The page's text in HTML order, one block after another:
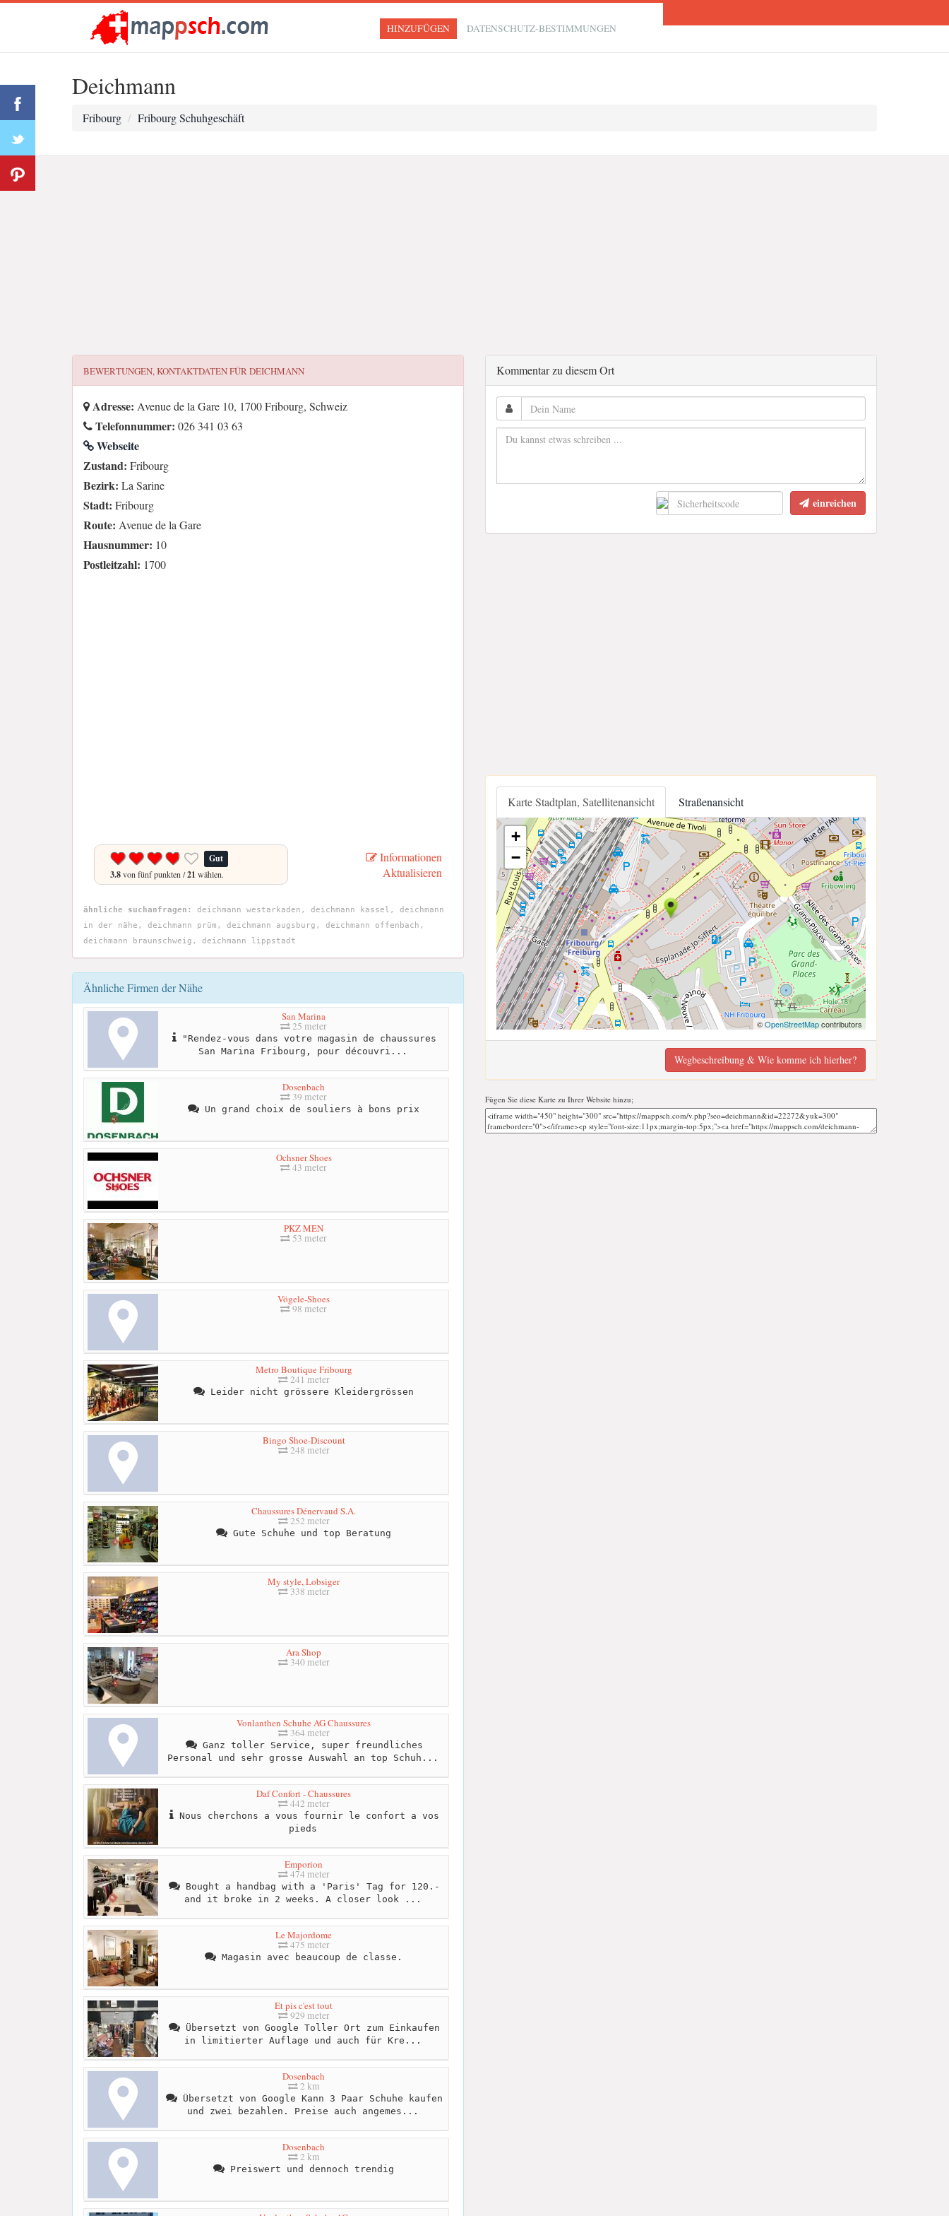
HINZUFÜGEN DATENSCHUTZ-BESTIMMUNGEN
Deichmann
Fribourg Fribourg Schuhgeschäft
BEWERTUNGEN, KONTAKTDATEN FÜRDEICHMANN
Adresse: Avenue de la Gare 10, 1700 Fribourg, Schweiz
Telefonnummer: 026 341 03 63
Webseite
Zustand: Fribourg
Bezirk: La Sarine
Stadt: Fribourg
Route: Avenue de la Gare
Hausnummer: 10
Postleitzahl: 1700
Gut
3.8von fünf punkten /21 wählen.
Informationen
Aktualisieren
ähnliche suchanfragen:
deichmann westarkaden, deichmann kassel, deichmann
in der nähe, deichmann prüm, deichmann augsburg, deichmann offenbach,
deichmann braunschweig, deichmann lippstadt
Ähnliche Firmen der Nähe
San Marina
25 meter
"Rendez-vous dans votre magasin de chaussures
San Marina Fribourg, pour découvri...
Dosenbach
39 meter
Un grand choix de souliers à bons prix
Ochsner Shoes
43 meter
PKZ MEN
53 meter
Vögele-Shoes
98 meter
Metro Boutique Fribourg
241 meter
Leider nicht grössere Kleidergrössen
Bingo Shoe-Discount
248 meter
Chaussures Dénervaud S.A.
252 meter
Gute Schuhe und top Beratung
My style, Lobsiger
338 meter
Ara Shop
340 meter
Vonlanthen Schuhe AG Chaussures
364 meter
Ganz toller Service, super freundliches
Personal und sehr grosse Auswahl an top Schuh...
Daf Confort - Chaussures
442 meter
Nous cherchons a vous fournir le confort a vos
pieds
Emporion
474 meter
Bought a handbag with a 'Paris' Tag for 120.-
and it broke in 2 weeks. A closer look ...
Le Majordome
475 meter
Magasin avec beaucoup de classe.
Et pis c'est tout
929 meter
Übersetzt von Google Toller Ort zum Einkaufen
in limitierter Auflage und auch für Kre...
Dosenbach
2 km
Übersetzt von Google Kann 3 Paar Schuhe kaufen
und zwei bezahlen. Preise auch angemes...
Dosenbach
2 km
Preiswert und dennoch trendig
Kommentar zu diesem Ort
einreichen
Karte Stadtplan, Satellitenansicht Straßenansicht
+
−
©OpenStreetMapcontributors
Wegbeschreibung & Wie komme ich hierher?
Fügen Sie diese Karte zu Ihrer Website hinzu;